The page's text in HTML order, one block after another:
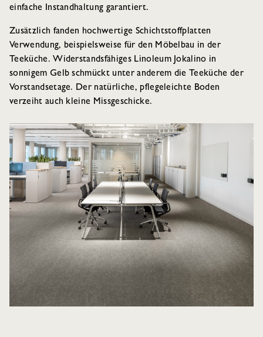
einfache Instandhaltung garantiert.
Zusätzlich fanden hochwertige Schichtstoffplatten
Verwendung, beispielsweise für den Möbelbau in der
Teeküche. Widerstandsfähiges Linoleum Jokalino in
sonnigem Gelb schmückt unter anderem die Teeküche der
Vorstandsetage. Der natürliche, pflegeleichte Boden
verzeiht auch kleine Missgeschicke.